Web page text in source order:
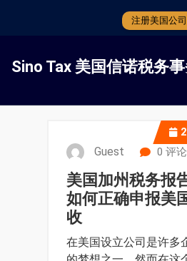
注册美国公
Sino Tax 美国信诺税务
Guest 0 评论
美国加州税务报
如何正确申报美
收
在美国设立公司是许多